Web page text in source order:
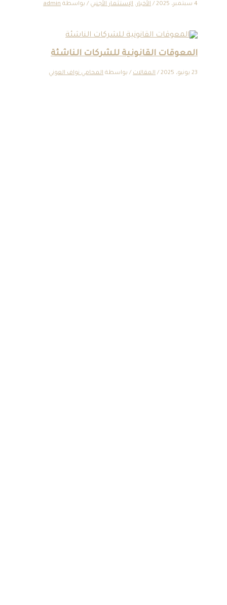
4 سبتمبر، 2025 / الأخبار, الإستثمار الأجنبي / بواسطة admin
المعوقات القانونية للشركات الناشئة
23 يونيو، 2025 / المقالات/ بواسطة المحامي نواف العوني